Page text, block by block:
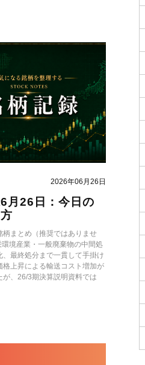
2026年06月26日
月26日：今日の
柄まとめ（推奨ではありませ
境産業・一般廃棄物の中間処
、最終処分まで一貫して手掛け
格上昇による輸送コスト増加が
が、26/3期決算説明資料では